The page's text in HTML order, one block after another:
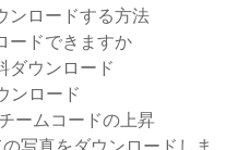
ンロードする方法
ードできますか
ダウンロード
ンロード
ームコードの上昇